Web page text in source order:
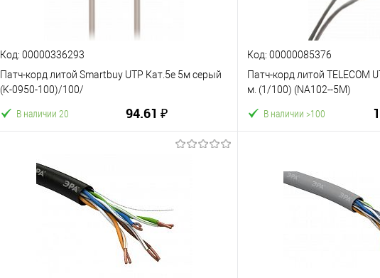
Код: 00000336293
Патч-корд литой Smartbuy UTP Кат.5е 5м серый
(K-0950-100)/100/
94.61 ₽
В наличии 20
В избранное
Код: 00000085376
Патч-корд литой TELECOM
м. (1/100) (NA102--5M)
В наличии >100